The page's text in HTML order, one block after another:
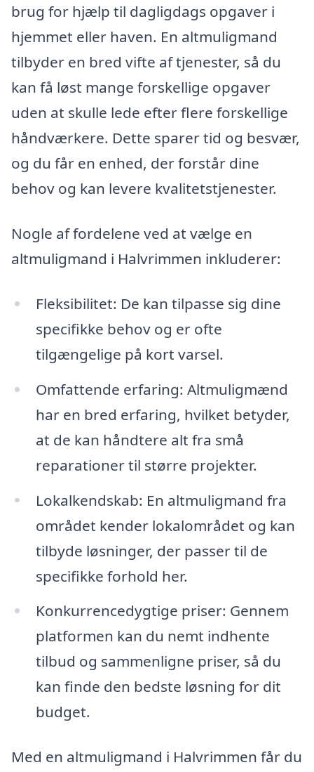
brug for hjælp til dagligdags opgaver i
hjemmet eller haven. En altmuligmand
tilbyder en bred vifte af tjenester, så du
kan få løst mange forskellige opgaver
uden at skulle lede efter flere forskellige
håndværkere. Dette sparer tid og besvær,
og du får en enhed, der forstår dine
behov og kan levere kvalitetstjenester.
Nogle af fordelene ved at vælge en
altmuligmand i Halvrimmen inkluderer:
Fleksibilitet: De kan tilpasse sig dine
specifikke behov og er ofte
tilgængelige på kort varsel.
Omfattende erfaring: Altmuligmænd
har en bred erfaring, hvilket betyder,
at de kan håndtere alt fra små
reparationer til større projekter.
Lokalkendskab: En altmuligmand fra
området kender lokalområdet og kan
tilbyde løsninger, der passer til de
specifikke forhold her.
Konkurrencedygtige priser: Gennem
platformen kan du nemt indhente
tilbud og sammenligne priser, så du
kan finde den bedste løsning for dit
budget.
Med en altmuligmand i Halvrimmen får du